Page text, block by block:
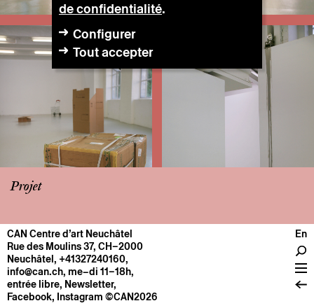
Projet
CENTRE
Infos pratiques
Fonctionnement
À propos
CAN Centre d’art Neuchâtel
Rue des Moulins 37, CH–2000
Neuchâtel, +41327240160,
info@can.ch, me–di 11–18h,
entrée libre, Newsletter,
Facebook, Instagram ©CAN2026
En
de confidentialité.
Configurer
Tout accepter